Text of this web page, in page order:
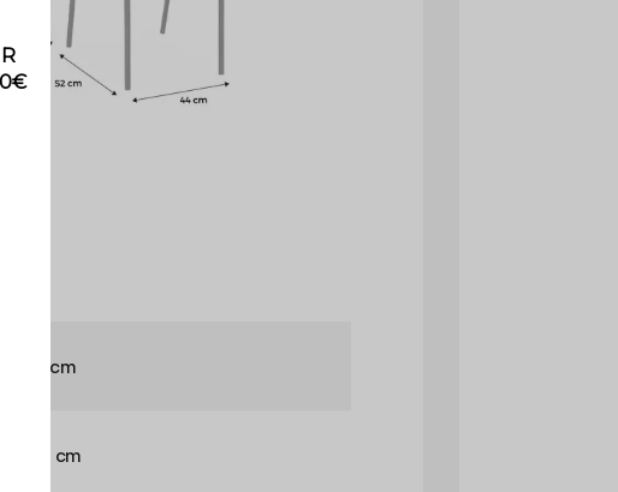
140 cm
72,5 cm